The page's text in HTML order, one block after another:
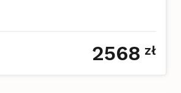
domowe
2568 zł